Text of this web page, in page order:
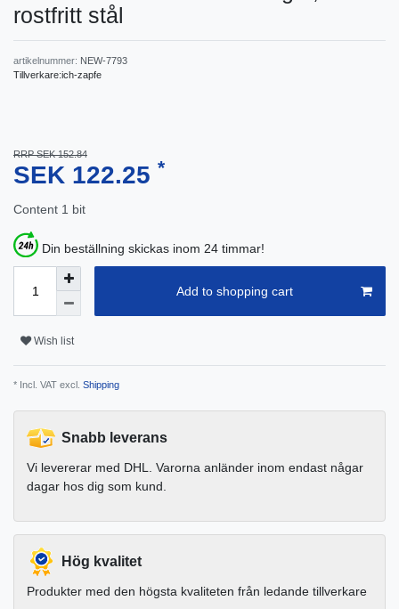
rostfritt stål
artikelnummer: NEW-7793
Tillverkare:ich-zapfe
RRP SEK 152.84
SEK 122.25 *
Content 1 bit
Din beställning skickas inom 24 timmar!
Add to shopping cart
Wish list
* Incl. VAT excl. Shipping
Snabb leverans
Vi levererar med DHL. Varorna anländer inom endast någar
dagar hos dig som kund.
Hög kvalitet
Produkter med den högsta kvaliteten från ledande tillverkare